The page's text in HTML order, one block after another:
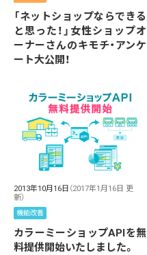
「ネットショップならできる
と思った！」女性ショップオ
ーナーさんのキモチ・アンケ
ート大公開！
2013年10月16日 （2017年1月16日 更
新）
機能改善
カラーミーショップAPIを無
料提供開始いたしました。